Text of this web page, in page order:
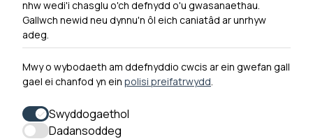
Hysbysiad Preifatrwydd
Cysylltu â ni
0300 790 0203 Mae ein llinell ffôn ar agor rhwng 10yb-
4yp Dydd Llun - Dydd Gwener
nhw wedi'i chasglu o'ch defnydd o'u gwasanaethau.
Gallwch newid neu dynnu'n ôl eich caniatâd ar unrhyw
adeg.
Mwy o wybodaeth am ddefnyddio cwcis ar ein gwefan gall
gael ei chanfod yn ein polisi preifatrwydd.
Swyddogaethol
Dadansoddeg